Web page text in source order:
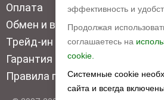
Оплата
Обмен и возврат
Трейд-ин
Гарантия низкой цены
Правила продажи
эффективность и
Продолжая
соглашаетесь на
cookie.
Системные cookie
сайта и всегда